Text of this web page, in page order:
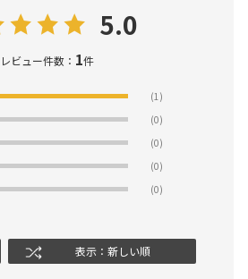
5.0
レビュー件数： 1件
(1)
(0)
(0)
(0)
(0)
表示：新しい順